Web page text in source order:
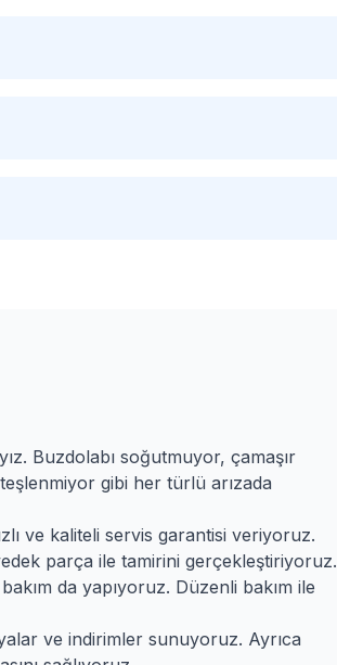
Buzdolabı soğutmuyor, çamaşır
gibi her türlü arızada
ve kaliteli servis garantisi veriyoruz.
parça ile tamirini gerçekleştiriyoruz.
da yapıyoruz. Düzenli bakım ile
ve indirimler sunuyoruz. Ayrıca